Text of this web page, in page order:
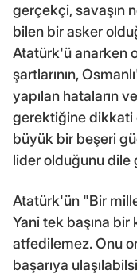
gerçekçi, savaşın
bilen bir asker
Atatürk'ü anarken
şartlarının,
yapılan hataların
gerektiğine dikkati
büyük bir beşeri
lider olduğunu dile
Atatürk'ün "Bir
Yani tek başına
atfedilemez. Onu
başarıya